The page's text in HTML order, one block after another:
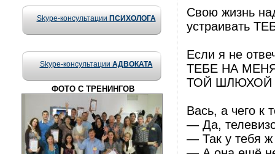
Skype-консультации ПСИХОЛОГА
Skype-консультации АДВОКАТА
ФОТО С ТРЕНИНГОВ
Свою жизнь
устраивать
Если я не
ТЕБЕ НА
ТОЙ ШЛЮХОЙ
Вась, а чего к
— Да,
— Так у тебя ж